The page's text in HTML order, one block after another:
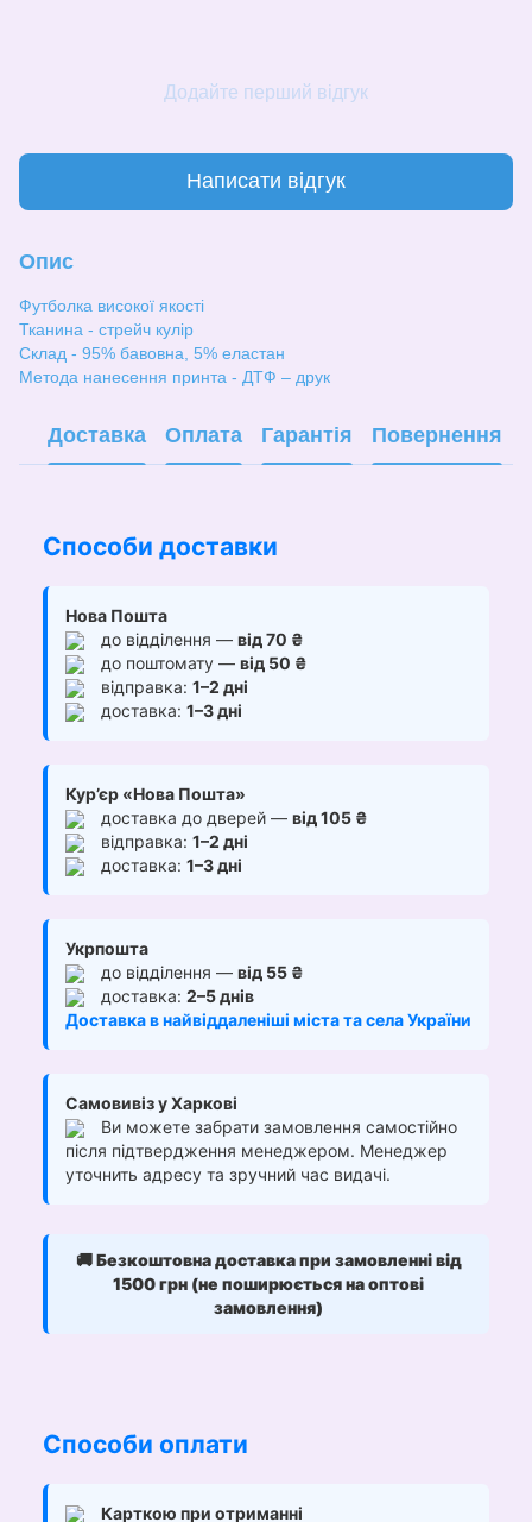
Додайте перший відгук
Написати відгук
Опис
Футболка високої якості
Тканина - стрейч кулір
Склад - 95% бавовна, 5% еластан
Метода нанесення принта - ДТФ – друк
Доставка Оплата Гарантія Повернення
Способи доставки
Нова Пошта
до відділення — від 70 ₴
до поштомату — від 50 ₴
відправка: 1–2 дні
доставка: 1–3 дні
Кур’єр «Нова Пошта»
доставка до дверей — від 105 ₴
відправка: 1–2 дні
доставка: 1–3 дні
Укрпошта
до відділення — від 55 ₴
доставка: 2–5 днів
Доставка в найвіддаленіші міста та села України
Самовивіз у Харкові
Ви можете забрати замовлення самостійно
після підтвердження менеджером. Менеджер
уточнить адресу та зручний час видачі.
🚚Безкоштовна доставка при замовленні від
1500 грн (не поширюється на оптові
замовлення)
Способи оплати
Карткою при отриманні